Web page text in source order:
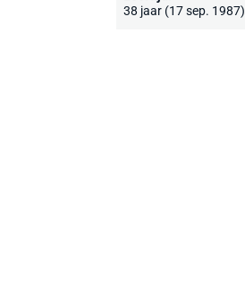
38 jaar (17 sep. 1987)